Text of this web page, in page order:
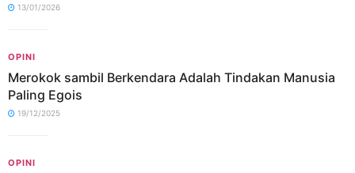
13/01/2026
OPINI
Merokok sambil Berkendara Adalah Tindakan Manusia
Paling Egois
19/12/2025
OPINI